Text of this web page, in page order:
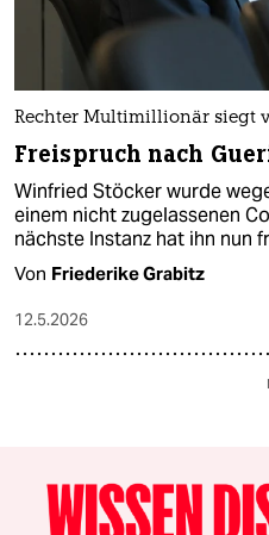
Rechter Multimillionär siegt
Freispruch nach
Winfried Stöcker wurde
einem nicht zugelassenen
nächste Instanz hat ihn nun
Von Friederike Grabitz
12.5.2026